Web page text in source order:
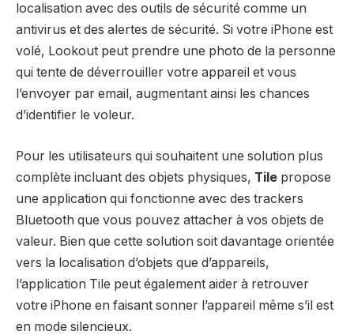
localisation avec des outils de sécurité comme un
antivirus et des alertes de sécurité. Si votre iPhone est
volé, Lookout peut prendre une photo de la personne
qui tente de déverrouiller votre appareil et vous
l’envoyer par email, augmentant ainsi les chances
d’identifier le voleur.
Pour les utilisateurs qui souhaitent une solution plus
complète incluant des objets physiques, Tile propose
une application qui fonctionne avec des trackers
Bluetooth que vous pouvez attacher à vos objets de
valeur. Bien que cette solution soit davantage orientée
vers la localisation d’objets que d’appareils,
l’application Tile peut également aider à retrouver
votre iPhone en faisant sonner l’appareil même s’il est
en mode silencieux.